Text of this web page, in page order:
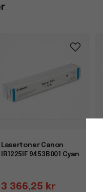
Lasertoner Canon
IR1225IF 9453B001 Cyan
3 366,25 kr